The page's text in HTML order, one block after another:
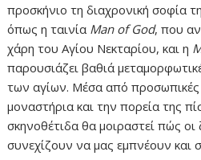
προσκήνιοτηδιαχρονικήσοφία
όπωςηταινία Man ofGod,που
χάρητουΑγίου Νεκταρίου,καιη
παρουσιάζειβαθιά
τωναγίων. Μέσααπό
μοναστήριακαιτηνπορείατης
σκηνοθέτιδαθαμοιραστείπώςοι
συνεχίζουνναμαςεμπνέουνκαι